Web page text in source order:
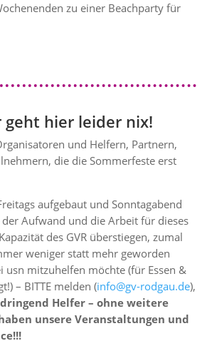
zu einer Beachparty für
geht hier leider nix!
und Helfern, Partnern,
die die Sommerfeste erst
aufgebaut und Sonntagabend
Aufwand und die Arbeit für dieses
des GVR überstiegen, zumal
weniger statt mehr geworden
usn mitzuhelfen möchte (für Essen &
– BITTE melden (info@gv-rodgau.de),
Helfer – ohne weitere
unsere Veranstaltungen und